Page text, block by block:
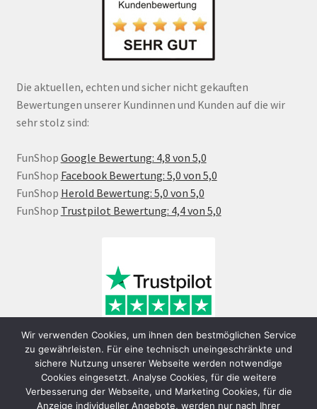
Die aktuellen, echten und sicher nicht gekauften
Bewertungen unserer Kundinnen und Kunden auf die wir
sehr stolz sind:
FunShop Google Bewertung: 4,8 von 5,0
FunShop Facebook Bewertung: 5,0 von 5,0
FunShop Herold Bewertung: 5,0 von 5,0
FunShop Trustpilot Bewertung: 4,4 von 5,0
Wir verwenden Cookies, um ihnen den bestmöglichen Service
zu gewährleisten. Für eine technisch uneingeschränkte und
sichere Nutzung unserer Webseite werden notwendige
Cookies eingesetzt. Analyse Cookies, für die weitere
Verbesserung der Webseite, und Marketing Cookies, für die
Anzeige individueller Angebote, werden nur nach Ihrer